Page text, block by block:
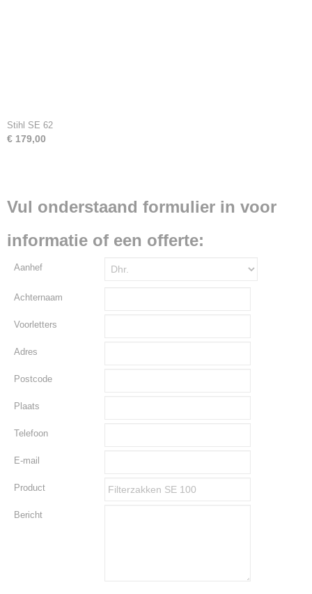
Stihl SE 62
€ 179,00
Vul onderstaand formulier in voor
informatie of een offerte:
Aanhef
Achternaam
Voorletters
Adres
Postcode
Plaats
Telefoon
E-mail
Product
Bericht